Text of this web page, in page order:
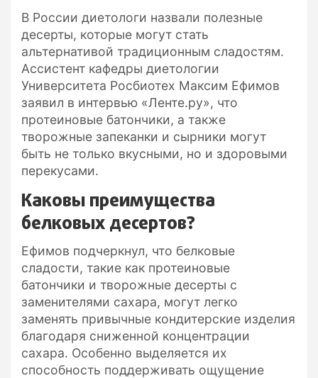
В России диетологи назвали полезные
десерты, которые могут стать
альтернативой традиционным сладостям.
Ассистент кафедры диетологии
Университета Росбиотех Максим Ефимов
заявил в интервью «Ленте.ру», что
протеиновые батончики, а также
творожные запеканки и сырники могут
быть не только вкусными, но и здоровыми
перекусами.
Каковы преимущества
белковых десертов?
Ефимов подчеркнул, что белковые
сладости, такие как протеиновые
батончики и творожные десерты с
заменителями сахара, могут легко
заменять привычные кондитерские изделия
благодаря сниженной концентрации
сахара. Особенно выделяется их
способность поддерживать ощущение